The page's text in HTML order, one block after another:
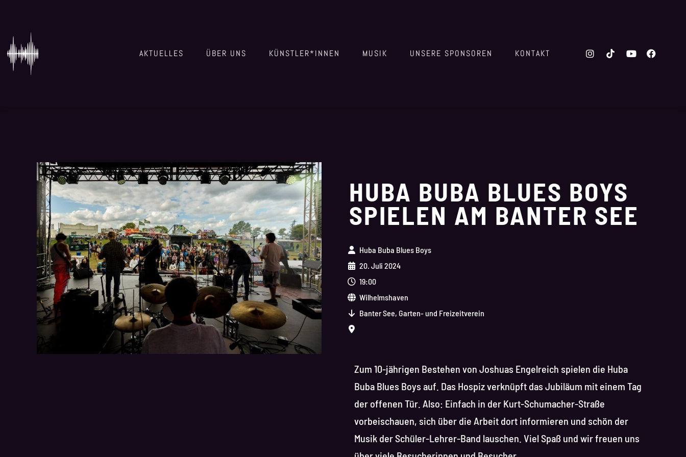
AKTUELLES ÜBER UNS KÜNSTLER*INNEN MUSIK UNSERE SPONSOREN KONTAKT
HUBA BUBA BLUES BOYS
SPIELEN AM BANTER SEE
Huba Buba Blues Boys
20. Juli 2024
19:00
Wilhelmshaven
Banter See, Garten- und Freizeitverein
Zum 10-jährigen Bestehen von Joshuas Engelreich spielen die Huba
Buba Blues Boys auf. Das Hospiz verknüpft das Jubiläum mit einem Tag
der offenen Tür. Also: Einfach in der Kurt-Schumacher-Straße
vorbeischauen, sich über die Arbeit dort informieren und schön der
Musik der Schüler-Lehrer-Band lauschen. Viel Spaß und wir freuen uns